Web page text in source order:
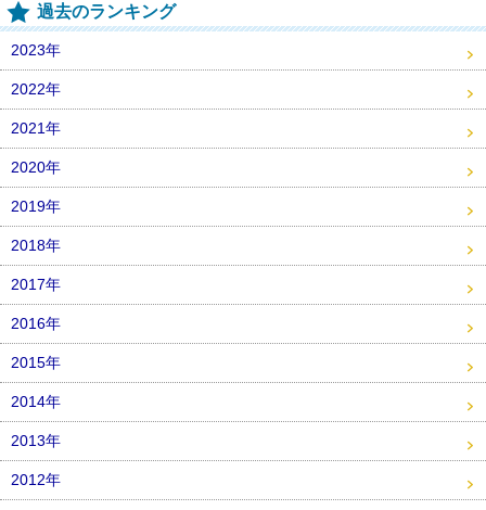
過去のランキング
2023年
2022年
2021年
2020年
2019年
2018年
2017年
2016年
2015年
2014年
2013年
2012年